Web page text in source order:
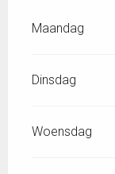
Maandag
Dinsdag
Woensdag